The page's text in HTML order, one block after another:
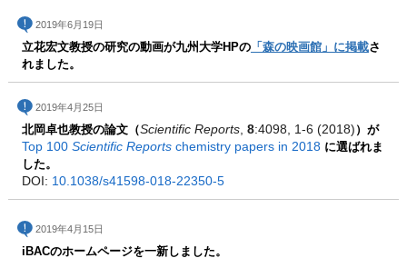
2019年6月19日
立花宏文教授の研究の動画が九州大学HPの「森の映画館」に掲載さ
れました。
2019年4月25日
北岡卓也教授の論文（Scientific Reports, 8:4098, 1-6 (2018) ）が
Top 100 Scientific Reportschemistry papers in 2018 に選ばれま
した。
DOI: 10.1038/s41598-018-22350-5
2019年4月15日
iBACのホームページを一新しました。